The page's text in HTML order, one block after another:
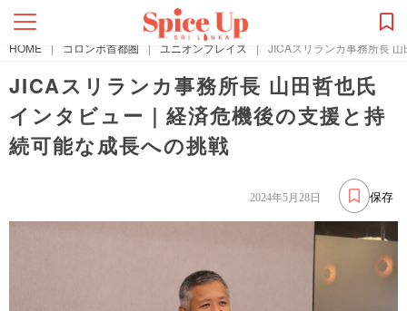
HOME | コロンボ首都圏 | ユニオンプレイス | JICAスリランカ事務所長
JICAスリランカ事務所長 山田哲也氏
インタビュー｜経済危機後の支援と持
続可能な成長への挑戦
保存
2024年5月28日